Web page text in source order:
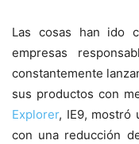
Las cosas han ido
empresas
constantemente
sus productos con
Explorer, IE9, mostró
con una reducción